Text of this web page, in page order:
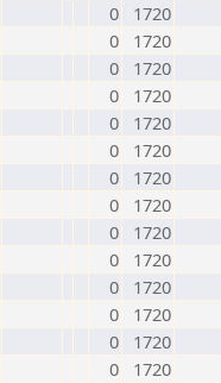
0
1720
0
1720
0
1720
0
1720
0
1720
0
1720
0
1720
0
1720
0
1720
0
1720
0
1720
0
1720
0
1720
0
1720